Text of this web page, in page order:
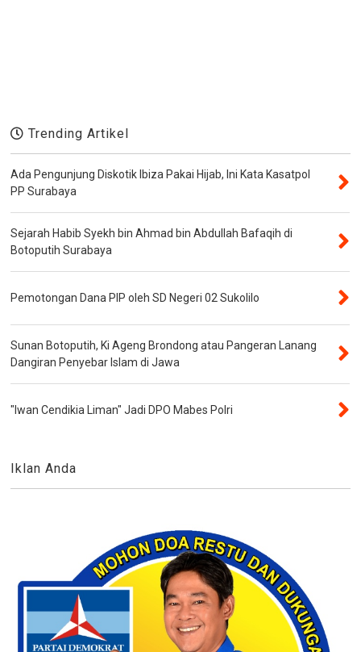
Trending Artikel
Ada Pengunjung Diskotik Ibiza Pakai Hijab, Ini Kata Kasatpol
PP Surabaya
Sejarah Habib Syekh bin Ahmad bin Abdullah Bafaqih di
Botoputih Surabaya
Pemotongan Dana PIP oleh SD Negeri 02 Sukolilo
Sunan Botoputih, Ki Ageng Brondong atau Pangeran Lanang
Dangiran Penyebar Islam di Jawa
"Iwan Cendikia Liman" Jadi DPO Mabes Polri
Iklan Anda